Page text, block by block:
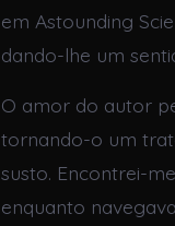
em Astounding
dando-lhe um
O amor do autor
tornando-o um
susto. Encontrei-
enquanto